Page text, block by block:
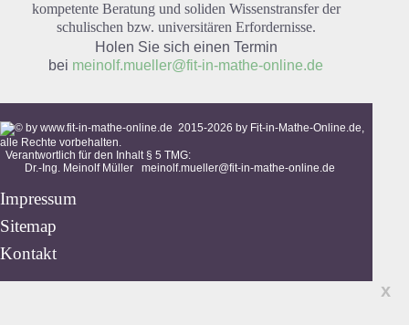
kompetente Beratung und soliden Wissenstransfer der
schulischen bzw. universitären Erfordernisse.
Holen Sie sich einen Termin
bei meinolf.mueller@fit-in-mathe-online.de
2015-2026 by Fit-in-Mathe-Online.de,
alle Rechte vorbehalten.
Verantwortlich für den Inhalt § 5 TMG:
Dr.-Ing. Meinolf Müller meinolf.mueller@fit-in-mathe-online.de
Impressum
Sitemap
Kontakt
x